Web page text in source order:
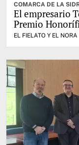
COMARCA DE LA
El empresario
EL FIELATO Y EL NORA